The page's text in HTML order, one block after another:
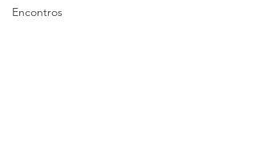
Encontros